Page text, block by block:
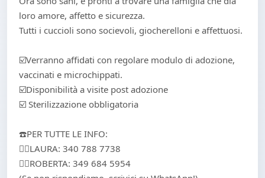
loro amore, affetto e sicurezza.
Tutti i cuccioli sono socievoli, giocherelloni e affettuosi.
☑️Verranno affidati con regolare modulo di adozione,
vaccinati e microchippati.
☑️Disponibilità a visite post adozione
☑️ Sterilizzazione obbligatoria
☎️PER TUTTE LE INFO:
👉🏻LAURA: 340 788 7738
👉🏻ROBERTA: 349 684 5954